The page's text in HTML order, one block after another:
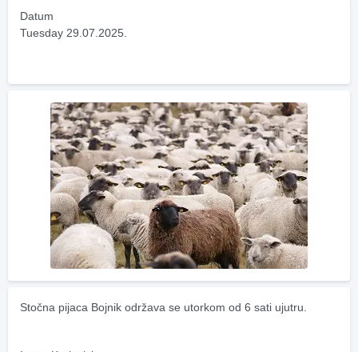
Datum
Tuesday 29.07.2025.
Stočna pijaca Bojnik održava se utorkom od 6 sati ujutru.